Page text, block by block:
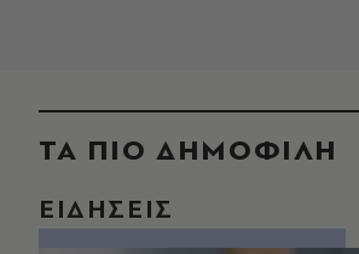
ΤΑ ΠΙΟ ΔΗΜΟΦΙΛΗ
ΕΙΔΗΣΕΙΣ